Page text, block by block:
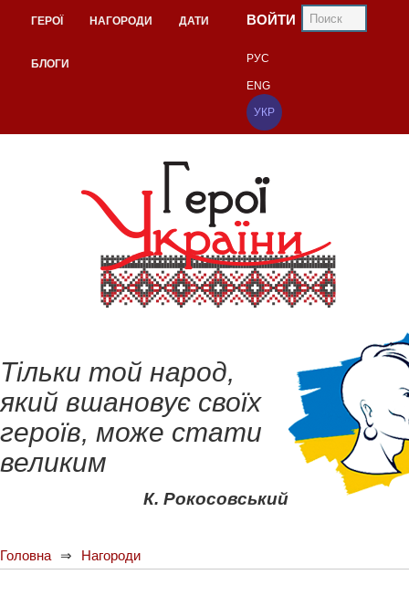
ГЕРОЇ НАГОРОДИ ДАТИ
БЛОГИ
ВОЙТИ
РУС
ENG
УКР
Тільки той народ,
який вшановує своїх
героїв, може стати
великим
К. Рокосовський
Головна Нагороди